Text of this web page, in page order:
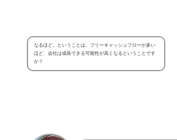
なるほど。ということは、フリーキャッシュフローが多い
ほど、会社は成長できる可能性が高くなるということです
か？